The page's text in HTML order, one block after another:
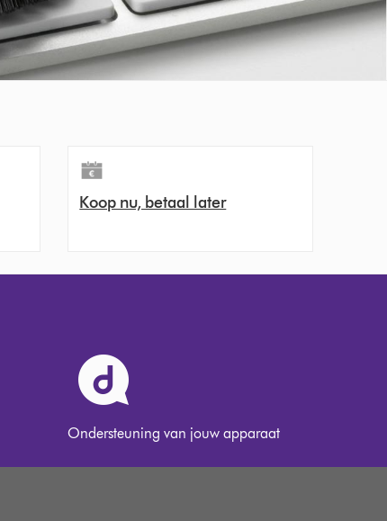
Koop nu, betaal later
Ondersteuning van jouw apparaat